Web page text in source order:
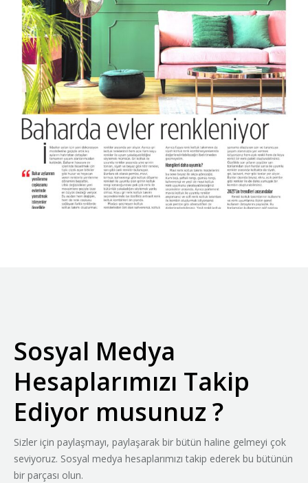
Sosyal Medya
Hesaplarımızı Takip
Ediyor musunuz ?
Sizler için paylaşmayı, paylaşarak bir bütün haline gelmeyi çok
seviyoruz. Sosyal medya hesaplarımızı takip ederek bu bütünün
bir parçası olun.